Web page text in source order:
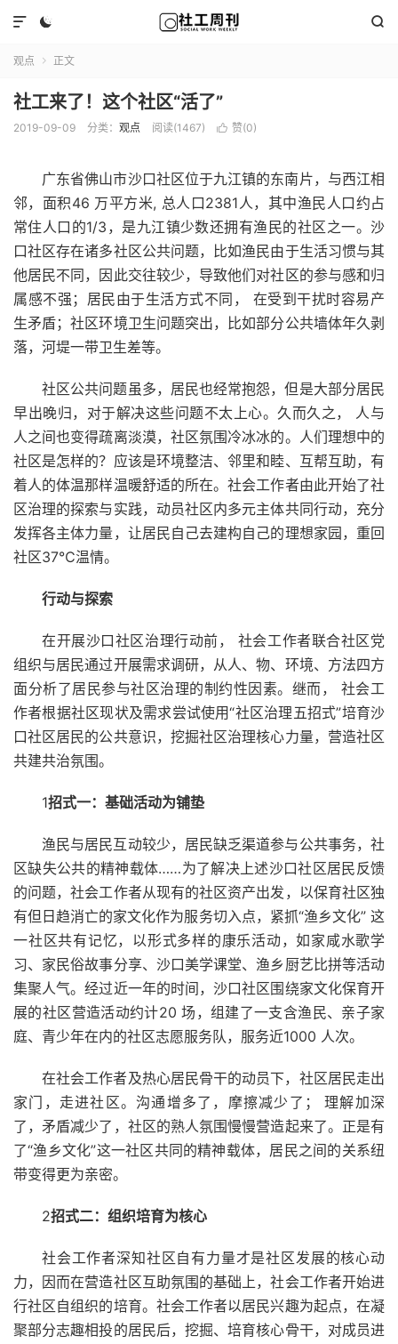
 

观点  正文
社工来了！这个社区“活了”
2019-09-09 分类： 观点 阅读(1467)  赞(0)
广东省佛山市沙口社区位于九江镇的东南片，与西江相
邻，面积46 万平方米, 总人口2381人，其中渔民人口约占
常住人口的1/3，是九江镇少数还拥有渔民的社区之一。沙
口社区存在诸多社区公共问题，比如渔民由于生活习惯与其
他居民不同，因此交往较少，导致他们对社区的参与感和归
属感不强；居民由于生活方式不同， 在受到干扰时容易产
生矛盾；社区环境卫生问题突出，比如部分公共墙体年久剥
落，河堤一带卫生差等。
社区公共问题虽多，居民也经常抱怨，但是大部分居民
早出晚归，对于解决这些问题不太上心。久而久之， 人与
人之间也变得疏离淡漠，社区氛围冷冰冰的。人们理想中的
社区是怎样的？应该是环境整洁、邻里和睦、互帮互助，有
着人的体温那样温暖舒适的所在。社会工作者由此开始了社
区治理的探索与实践，动员社区内多元主体共同行动，充分
发挥各主体力量，让居民自己去建构自己的理想家园，重回
社区37℃温情。
行动与探索
在开展沙口社区治理行动前， 社会工作者联合社区党
组织与居民通过开展需求调研，从人、物、环境、方法四方
面分析了居民参与社区治理的制约性因素。继而， 社会工
作者根据社区现状及需求尝试使用“社区治理五招式”培育沙
口社区居民的公共意识，挖掘社区治理核心力量，营造社区
共建共治氛围。
1招式一：基础活动为铺垫
渔民与居民互动较少，居民缺乏渠道参与公共事务，社
区缺失公共的精神载体……为了解决上述沙口社区居民反馈
的问题，社会工作者从现有的社区资产出发，以保育社区独
有但日趋消亡的家文化作为服务切入点，紧抓“渔乡文化” 这
一社区共有记忆，以形式多样的康乐活动，如家咸水歌学
习、家民俗故事分享、沙口美学课堂、渔乡厨艺比拼等活动
集聚人气。经过近一年的时间，沙口社区围绕家文化保育开
展的社区营造活动约计20 场，组建了一支含渔民、亲子家
庭、青少年在内的社区志愿服务队，服务近1000 人次。
在社会工作者及热心居民骨干的动员下，社区居民走出
家门，走进社区。沟通增多了，摩擦减少了； 理解加深
了，矛盾减少了，社区的熟人氛围慢慢营造起来了。正是有
了“渔乡文化”这一社区共同的精神载体，居民之间的关系纽
带变得更为亲密。
2招式二：组织培育为核心
社会工作者深知社区自有力量才是社区发展的核心动
力，因而在营造社区互助氛围的基础上，社会工作者开始进
行社区自组织的培育。社会工作者以居民兴趣为起点，在凝
聚部分志趣相投的居民后，挖掘、培育核心骨干，对成员进